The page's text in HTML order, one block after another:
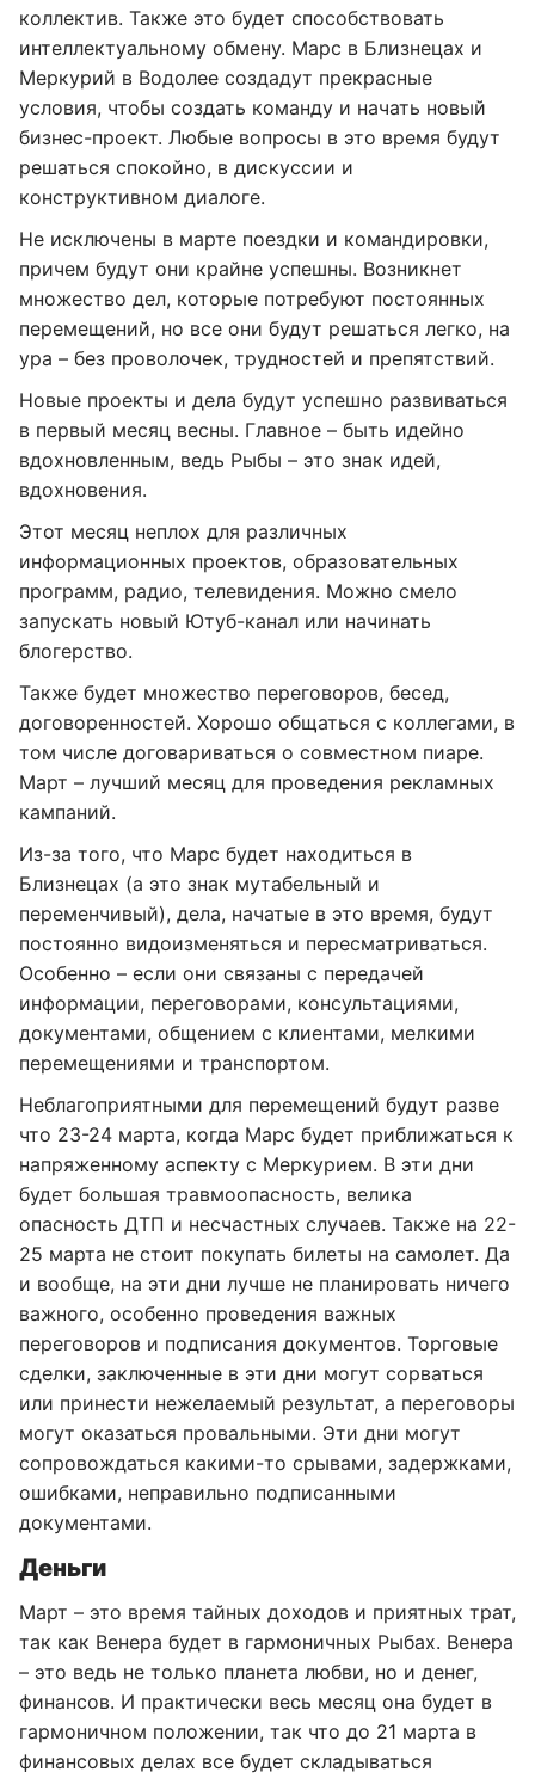
коллектив. Также это будет способствовать
интеллектуальному обмену. Марс в Близнецах и
Меркурий в Водолее создадут прекрасные
условия, чтобы создать команду и начать новый
бизнес-проект. Любые вопросы в это время будут
решаться спокойно, в дискуссии и
конструктивном диалоге.
Не исключены в марте поездки и командировки,
причем будут они крайне успешны. Возникнет
множество дел, которые потребуют постоянных
перемещений, но все они будут решаться легко, на
ура – без проволочек, трудностей и препятствий.
Новые проекты и дела будут успешно развиваться
в первый месяц весны. Главное – быть идейно
вдохновленным, ведь Рыбы – это знак идей,
вдохновения.
Этот месяц неплох для различных
информационных проектов, образовательных
программ, радио, телевидения. Можно смело
запускать новый Ютуб-канал или начинать
блогерство.
Также будет множество переговоров, бесед,
договоренностей. Хорошо общаться с коллегами, в
том числе договариваться о совместном пиаре.
Март – лучший месяц для проведения рекламных
кампаний.
Из-за того, что Марс будет находиться в
Близнецах (а это знак мутабельный и
переменчивый), дела, начатые в это время, будут
постоянно видоизменяться и пересматриваться.
Особенно – если они связаны с передачей
информации, переговорами, консультациями,
документами, общением с клиентами, мелкими
перемещениями и транспортом.
Неблагоприятными для перемещений будут разве
что 23-24 марта, когда Марс будет приближаться к
напряженному аспекту с Меркурием. В эти дни
будет большая травмоопасность, велика
опасность ДТП и несчастных случаев. Также на 22-
25 марта не стоит покупать билеты на самолет. Да
и вообще, на эти дни лучше не планировать ничего
важного, особенно проведения важных
переговоров и подписания документов. Торговые
сделки, заключенные в эти дни могут сорваться
или принести нежелаемый результат, а переговоры
могут оказаться провальными. Эти дни могут
сопровождаться какими-то срывами, задержками,
ошибками, неправильно подписанными
документами.
Деньги
Март – это время тайных доходов и приятных трат,
так как Венера будет в гармоничных Рыбах. Венера
– это ведь не только планета любви, но и денег,
финансов. И практически весь месяц она будет в
гармоничном положении, так что до 21 марта в
финансовых делах все будет складываться